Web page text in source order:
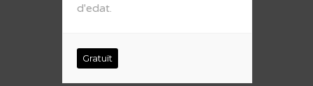
d'edat.
Gratuït